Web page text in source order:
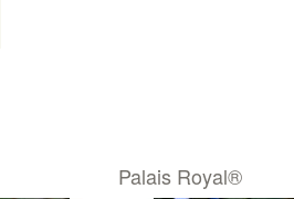
Palais Royal®